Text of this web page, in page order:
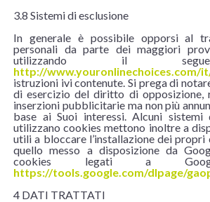
3.8 Sistemi di esclusione
In generale è possibile opporsi al
personali da parte dei maggiori
utilizzando il
http://www.youronlinechoices.com/
istruzioni ivi contenute. Si prega di
di esercizio del diritto di opposizione,
inserzioni pubblicitarie ma non più
base ai Suoi interessi. Alcuni
utilizzano cookies mettono inoltre a
utili a bloccare l’installazione dei propri
quello messo a disposizione da
cookies legati a
https://tools.google.com/dlpage/
4 DATI TRATTATI